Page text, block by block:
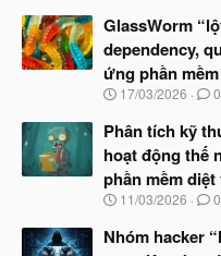
à
y
b
ắ
t
ầ
u
GlassWorm
dependency,
ứng phần mềm
N
à
b
ắ
t
ầ
u
17/03/2026 0
Phân tích kỹ
hoạt động thế
phần mềm
N
à
11/03/2026 0
Nhóm hacker